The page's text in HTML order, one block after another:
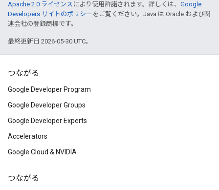
Apache 2.0 ライセンス により使用許諾されます。詳しくは、 Google
Developers サイトのポリシー をご覧ください。Java は Oracle および関
連会社の登録商標です。
最終更新日 2026-05-30 UTC。
つながる
Google Developer Program
Google Developer Groups
Google Developer Experts
Accelerators
Google Cloud & NVIDIA
つながる